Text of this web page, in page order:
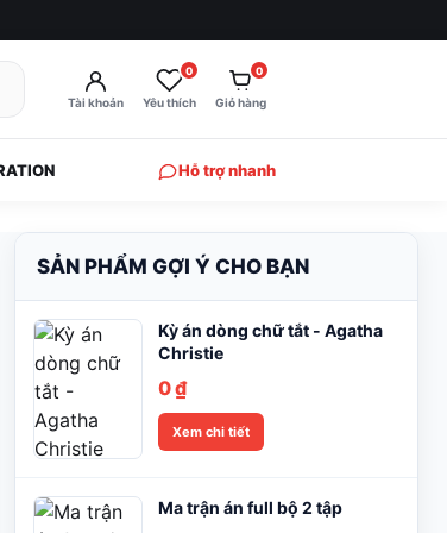
Tài khoản Yêu thích
0
Giỏ hàng
0
Hỗ trợ nhanh
SẢN PHẨM GỢI Ý CHO BẠN
Kỳ án dòng chữ tắt - Agatha
Christie
0₫
Xem chi tiết
Ma trận án full bộ 2 tập